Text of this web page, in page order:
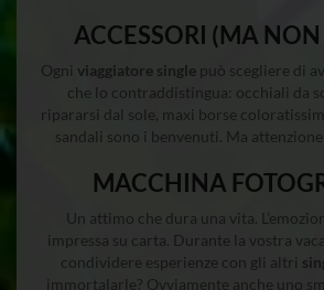
ACCESSORI (MA
Ogni viaggiatore singlepuò scegliere di
che lo contraddistingua: occhiali da
ripararsi dal sole, maxi borse
sandali sono i benvenuti. Ma
MACCHINA
Un attimo che dura una vita.
impressa su carta. Durante la vostra
condividere esperienze con gli altri
immortalarle? Ovviamente anche uno